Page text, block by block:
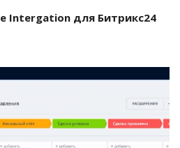
Intergation для Битрикс24